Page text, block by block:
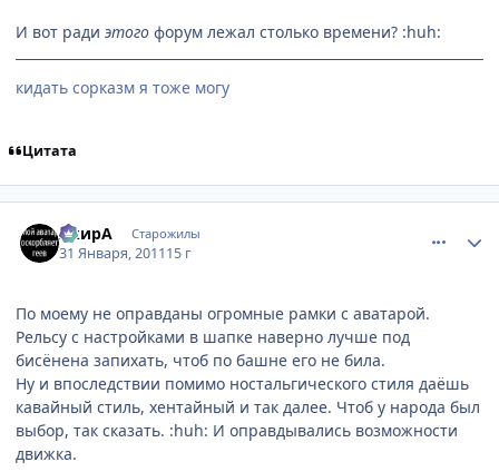
И вот ради этого форум лежал столько времени? :huh:
кидать сорказм я тоже могу
Цитата
АкирА Старожилы
31 Января, 201115 г
По моему не оправданы огромные рамки с аватарой.
Рельсу с настройками в шапке наверно лучше под
бисёнена запихать, чтоб по башне его не била.
Ну и впоследствии помимо ностальгического стиля даёшь
кавайный стиль, хентайный и так далее. Чтоб у народа был
выбор, так сказать. :huh: И оправдывались возможности
движка.